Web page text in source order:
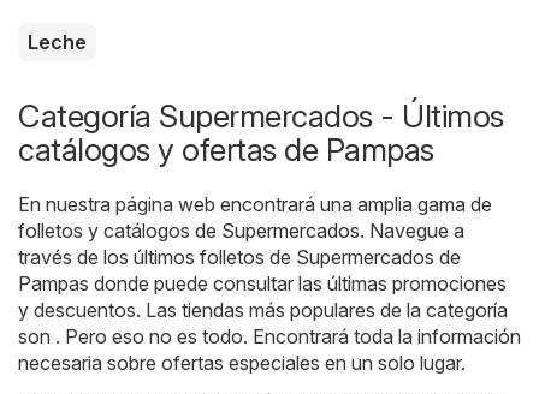
Leche
Categoría Supermercados - Últimos
catálogos y ofertas de Pampas
En nuestra página web encontrará una amplia gama de
folletos y catálogos de Supermercados. Navegue a
través de los últimos folletos de Supermercados de
Pampas donde puede consultar las últimas promociones
y descuentos. Las tiendas más populares de la categoría
son . Pero eso no es todo. Encontrará toda la información
necesaria sobre ofertas especiales en un solo lugar.